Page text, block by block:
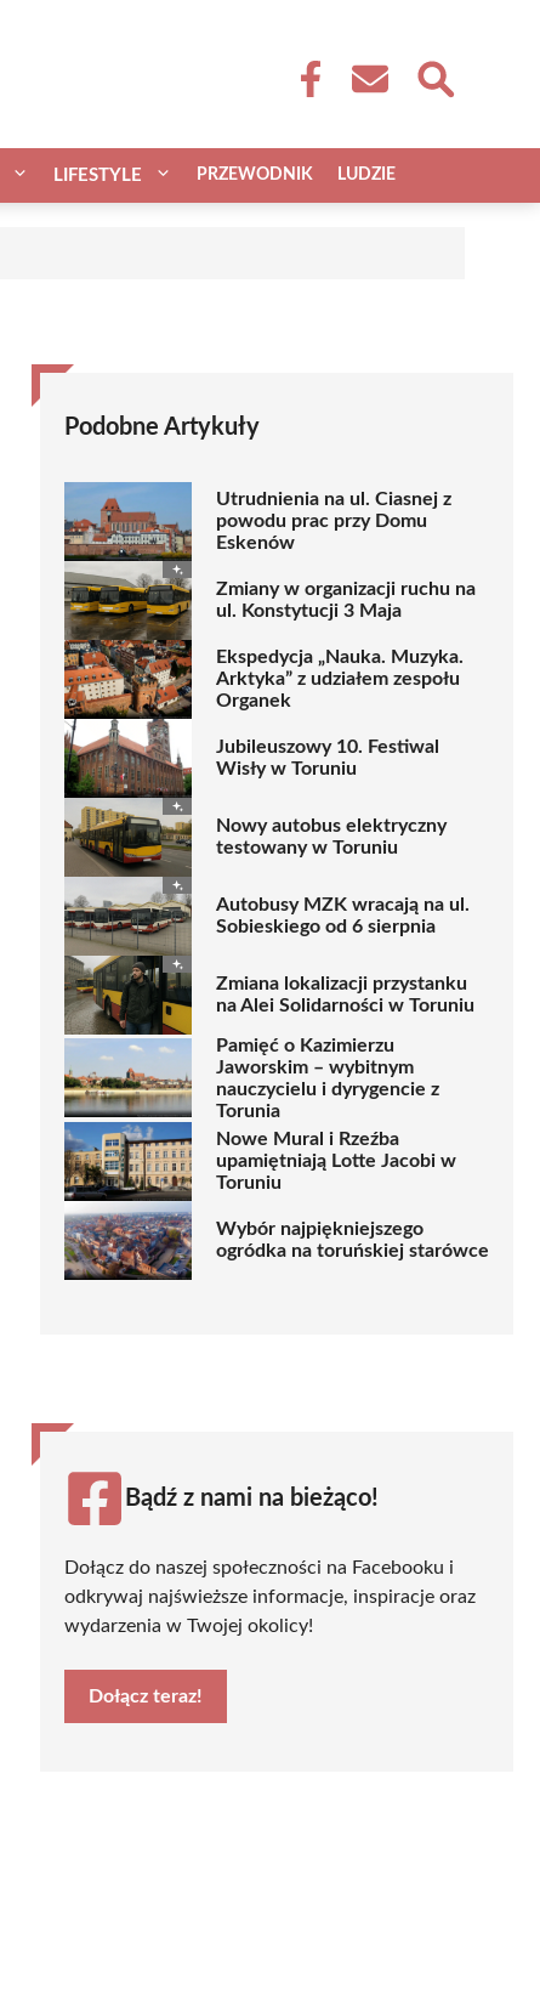
LIFESTYLE PRZEWODNIK LUDZIE
Podobne Artykuły
Utrudnienia na ul. Ciasnej z
powodu prac przy Domu
Eskenów
Zmiany w organizacji ruchu na
ul. Konstytucji 3 Maja
Ekspedycja „Nauka. Muzyka.
Arktyka” z udziałem zespołu
Organek
Jubileuszowy 10. Festiwal
Wisły w Toruniu
Nowy autobus elektryczny
testowany w Toruniu
Autobusy MZK wracają na ul.
Sobieskiego od 6 sierpnia
Zmiana lokalizacji przystanku
na Alei Solidarności w Toruniu
Pamięć o Kazimierzu
Jaworskim – wybitnym
nauczycielu i dyrygencie z
Torunia
Nowe Mural i Rzeźba
upamiętniają Lotte Jacobi w
Toruniu
Wybór najpiękniejszego
ogródka na toruńskiej starówce
Bądź z nami na bieżąco!
Dołącz do naszej społeczności na Facebooku i
odkrywaj najświeższe informacje, inspiracje oraz
wydarzenia w Twojej okolicy!
Dołącz teraz!